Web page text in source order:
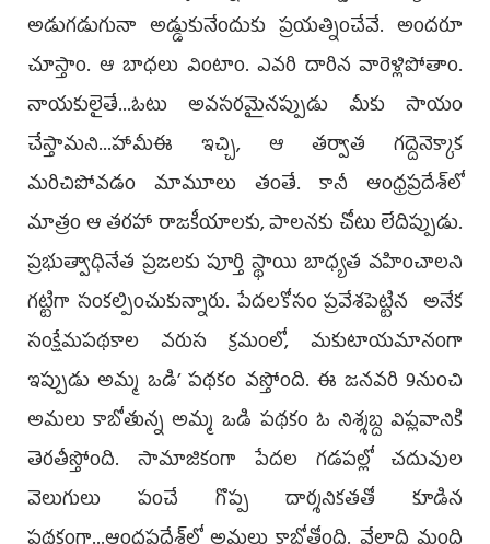
అడుగడుగునా అడ్డుకునేందుకు ప్రయత్నించేవే. అందరూ
చూస్తాం. ఆ బాధలు వింటాం. ఎవరి దారిన వారెళ్లిపోతాం.
నాయకులైతే...ఓటు అవసరమైనప్పుడు మీకు సాయం
చేస్తామని...హామీఈ ఇచ్చి, ఆ తర్వాత గద్దెనెక్కాక
మరిచిపోవడం మామూలు తంతే. కానీ ఆంధ్రప్రదేశ్‌లో
మాత్రం ఆ తరహా రాజకీయాలకు, పాలనకు చోటు లేదిప్పుడు.
ప్రభుత్వాధినేత ప్రజలకు పూర్తి స్థాయి బాధ్యత వహించాలని
గట్టిగా సంకల్పించుకున్నారు. పేదలకోసం ప్రవేశపెట్టిన అనేక
సంక్షేమపథకాల వరుస క్రమంలో, మకుటాయమానంగా
ఇప్పుడు అమ్మ ఒడి’ పథకం వస్తోంది. ఈ జనవరి 9నుంచి
అమలు కాబోతున్న అమ్మ ఒడి పథకం ఓ నిశ్శబ్ద విప్లవానికి
తెరతీస్తోంది. సామాజికంగా పేదల గడపల్లో చదువుల
వెలుగులు పంచే గొప్ప దార్శనికతతో కూడిన